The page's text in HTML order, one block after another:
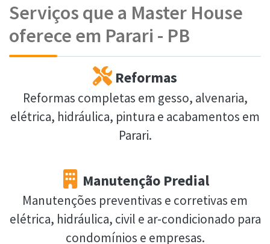
Serviços que a Master House
oferece em Parari - PB
Reformas
Reformas completas em gesso, alvenaria,
elétrica, hidráulica, pintura e acabamentos em
Parari.
Manutenção Predial
Manutenções preventivas e corretivas em
elétrica, hidráulica, civil e ar-condicionado para
condomínios e empresas.